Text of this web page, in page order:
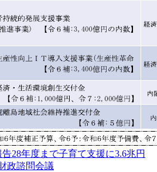
告28年度まで子育て支援に3.6兆円
政諮問会議